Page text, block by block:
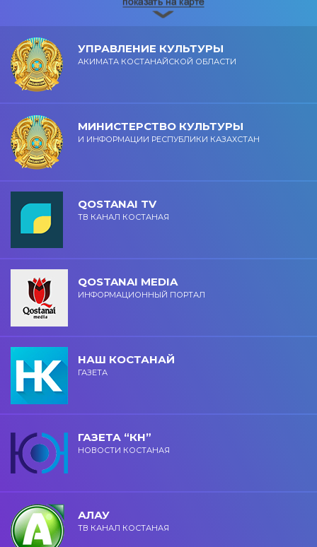
УПРАВЛЕНИЕ КУЛЬТУРЫ
АКИМАТА КОСТАНАЙСКОЙ ОБЛАСТИ
МИНИСТЕРСТВО КУЛЬТУРЫ
И ИНФОРМАЦИИ РЕСПУБЛИКИ КАЗАХСТАН
QOSTANAI TV
ТВ КАНАЛ КОСТАНАЯ
QOSTANAI MEDIA
ИНФОРМАЦИОННЫЙ ПОРТАЛ
НАШ КОСТАНАЙ
ГАЗЕТА
ГАЗЕТА “КН”
НОВОСТИ КОСТАНАЯ
АЛАУ
ТВ КАНАЛ КОСТАНАЯ